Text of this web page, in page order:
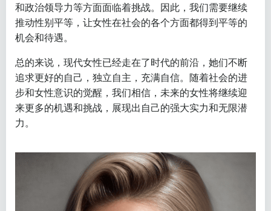
和政治领导力等方面面临着挑战。因此，我们需要继续
推动性别平等，让女性在社会的各个方面都得到平等的
机会和待遇。
总的来说，现代女性已经走在了时代的前沿，她们不断
追求更好的自己，独立自主，充满自信。随着社会的进
步和女性意识的觉醒，我们相信，未来的女性将继续迎
来更多的机遇和挑战，展现出自己的强大实力和无限潜
力。